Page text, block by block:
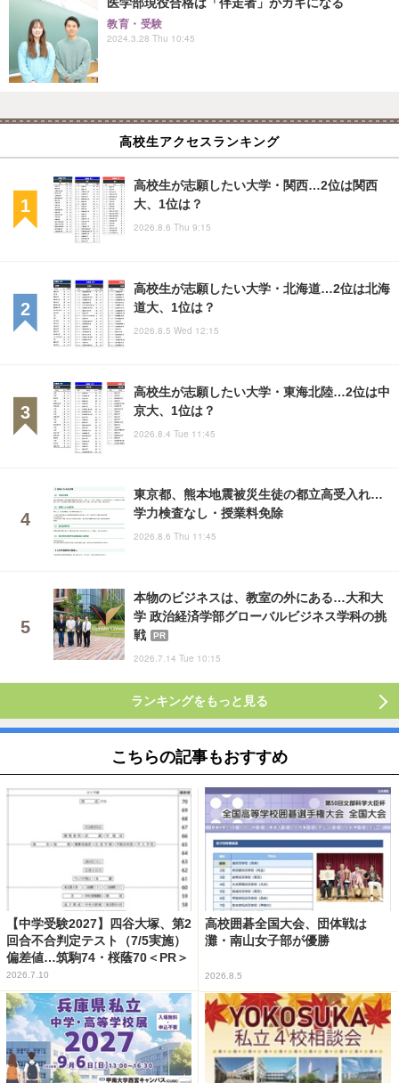
教育・受験
2024.3.28 Thu 10:45
高校生アクセスランキング
高校生が志願したい大学・関西…2位は関西
大、1位は？
2026.8.6 Thu 9:15
高校生が志願したい大学・北海道…2位は北海
道大、1位は？
2026.8.5 Wed 12:15
高校生が志願したい大学・東海北陸…2位は中
京大、1位は？
2026.8.4 Tue 11:45
東京都、熊本地震被災生徒の都立高受入れ…
学力検査なし・授業料免除
2026.8.6 Thu 11:45
本物のビジネスは、教室の外にある…大和大
学 政治経済学部グローバルビジネス学科の挑
戦
PR
2026.7.14 Tue 10:15
ランキングをもっと見る
こちらの記事もおすすめ
【中学受験2027】四谷大塚、第2
回合不合判定テスト（7/5実施）
偏差値…筑駒74・桜蔭70＜PR＞
2026.7.10
高校囲碁全国大会、団体戦は
灘・南山女子部が優勝
2026.8.5